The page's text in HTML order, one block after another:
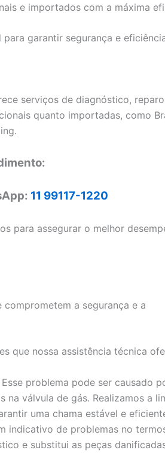
e importados com a máxima
garantir segurança e
serviços de diagnóstico,
quanto importadas, como
11 99117-1220
para assegurar o melhor
a segurança e a
que nossa assistência técnica
Esse problema pode ser causado
na válvula de gás. Realizamos a
uma chama estável e
indicativo de problemas no
e substitui as peças